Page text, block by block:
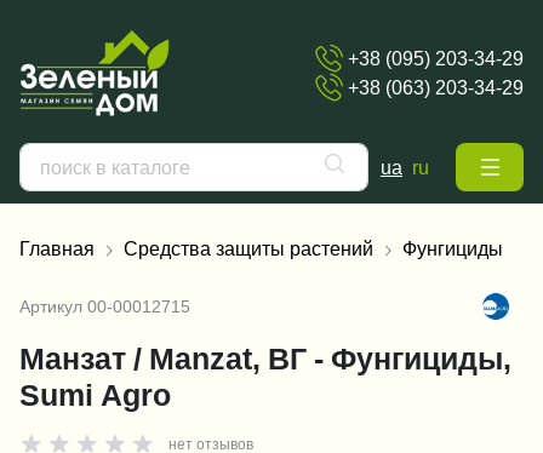
+38 (095) 203-34-29
+38 (063) 203-34-29
ua ru
Главная Средства защиты растений Фунгициды
Артикул 00-00012715
Манзат / Manzat, ВГ - Фунгициды,
Sumi Agro
нет отзывов